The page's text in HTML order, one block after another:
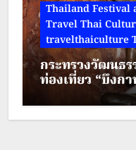
Thailand Festival
Travel Thai
travelthaiculture
กระทรวงวัฒนธ
ท่องเที่ยว “บึงก
ผสานศรัทธา ส
ท่ามกลางธรรมช